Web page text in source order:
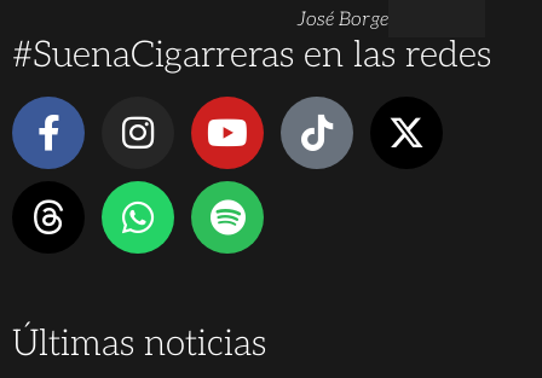
José Borge
#SuenaCigarreras en las redes
Últimas noticias